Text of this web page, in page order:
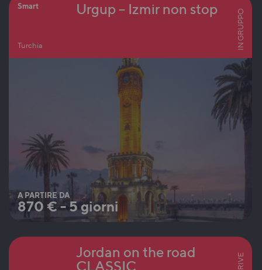
Smart
Turchia
Urgup – Izmir non stop IN GRUPPO
A PARTIRE DA
870 €-5 giorni
Jordan on the road
CLASSIC